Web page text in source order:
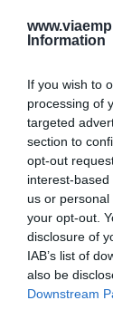
Information
If you wish to
processing of
targeted
section to
opt-out
interest-
us or
your opt-out.
disclosure of
IAB’s list of
also be
Downstream
ilusionados
en
Ambas
proyectos
adquisición
Añadir
de